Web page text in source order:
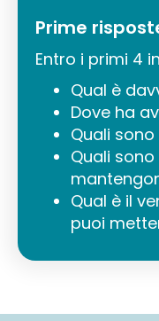
Prime
Entro i primi 4
Qual è
Dove ha
Quali
Quali
Qual è il
puoi